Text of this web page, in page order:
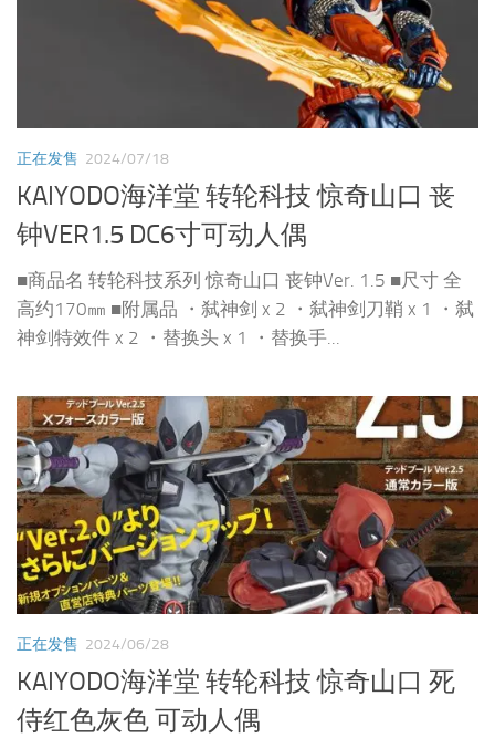
正在发售 2024/07/18
KAIYODO海洋堂 转轮科技 惊奇山口 丧
钟VER1.5 DC6寸可动人偶
■商品名 转轮科技系列 惊奇山口 丧钟Ver. 1.5 ■尺寸 全
高约170㎜ ■附属品 ・弑神剑 x 2 ・弑神剑刀鞘 x 1 ・弑
神剑特效件 x 2 ・替换头 x 1 ・替换手...
正在发售 2024/06/28
KAIYODO海洋堂 转轮科技 惊奇山口 死
侍红色灰色 可动人偶